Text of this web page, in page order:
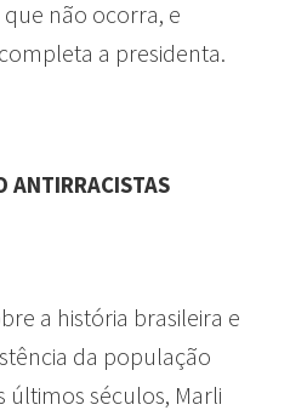
não ocorra, e
a presidenta.
ANTIRRACISTAS
a história brasileira e
da população
séculos, Marli